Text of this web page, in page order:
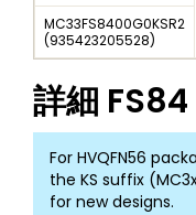
MC33FS8400G0KSR2
(935423205528)
詳細 FS84
For HVQFN56
the KS suffix
for new designs.